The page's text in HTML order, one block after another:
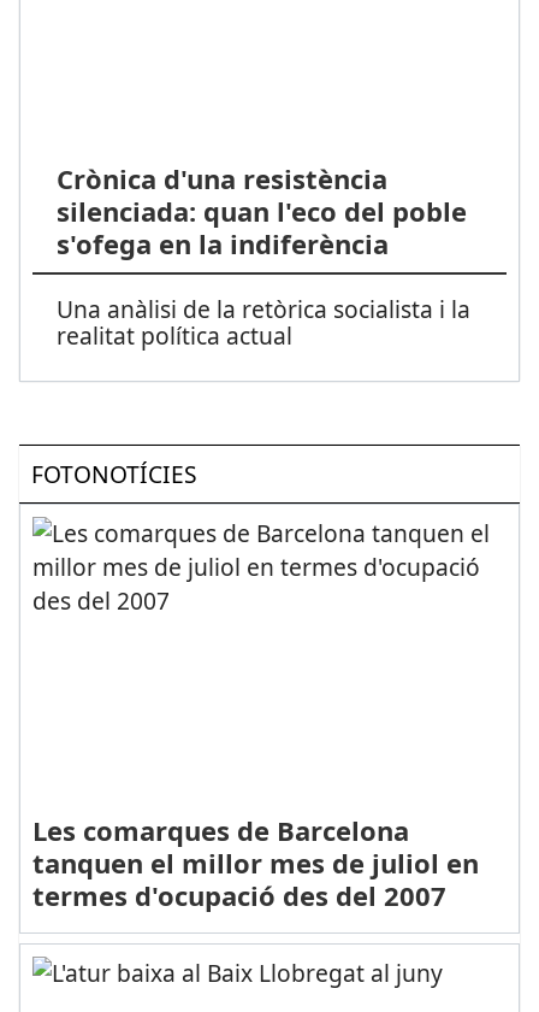
Crònica d'una resistència
silenciada: quan l'eco del poble
s'ofega en la indiferència
Una anàlisi de la retòrica socialista i la
realitat política actual
FOTONOTÍCIES
Les comarques de Barcelona
tanquen el millor mes de juliol en
termes d'ocupació des del 2007